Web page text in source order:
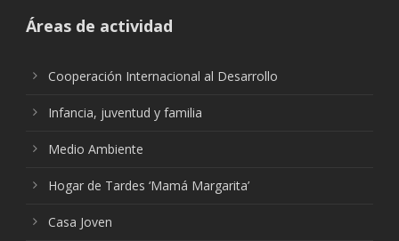
Áreas de actividad
Cooperación Internacional al Desarrollo
Infancia, juventud y familia
Medio Ambiente
Hogar de Tardes ‘Mamá Margarita’
Casa Joven